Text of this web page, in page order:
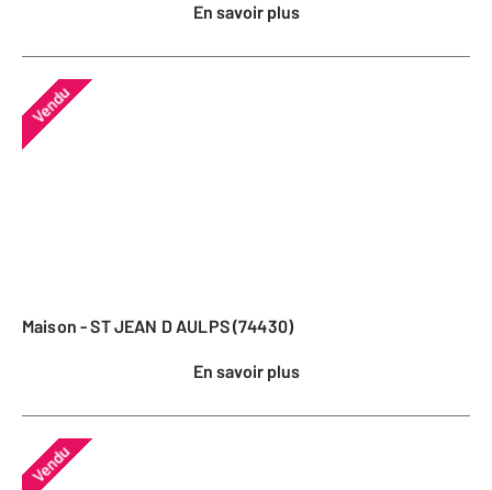
En savoir plus
Vendu
Maison - ST JEAN D AULPS (74430)
En savoir plus
Vendu